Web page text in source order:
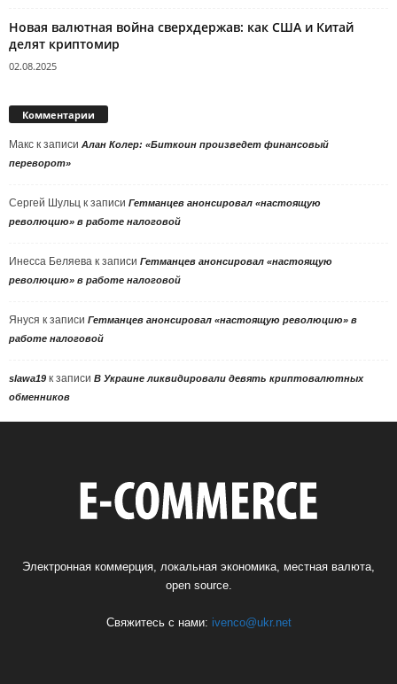
Новая валютная война сверхдержав: как США и Китай
делят криптомир
02.08.2025
Комментарии
Макс к записи Алан Колер: «Биткоин произведет финансовый
переворот»
Сергей Шульц к записи Гетманцев анонсировал «настоящую
революцию» в работе налоговой
Инесса Беляева к записи Гетманцев анонсировал «настоящую
революцию» в работе налоговой
Януся к записи Гетманцев анонсировал «настоящую революцию» в
работе налоговой
slawa19 к записи В Украине ликвидировали девять криптовалютных
обменников
Электронная коммерция, локальная экономика, местная валюта,
open source.
Свяжитесь с нами: ivenco@ukr.net